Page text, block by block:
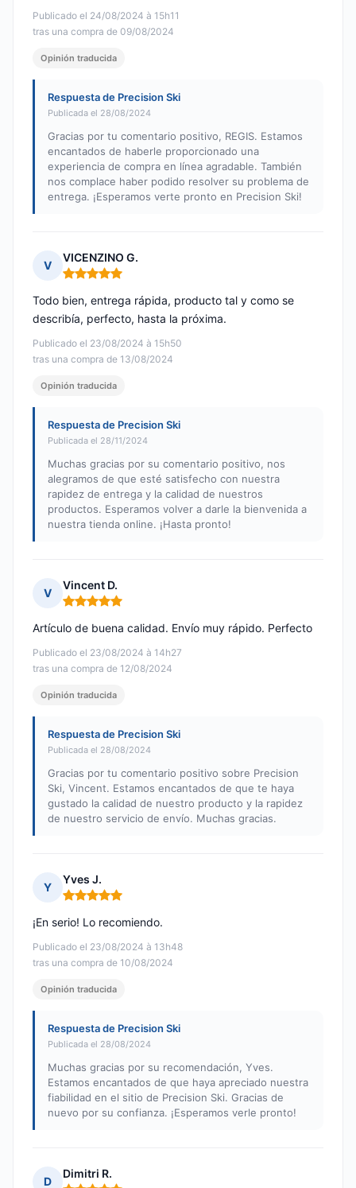
Publicado el 24/08/2024 à 15h11
tras una compra de 09/08/2024
Opinión traducida
Respuesta de Precision Ski
Publicada el 28/08/2024
Gracias por tu comentario positivo, REGIS. Estamos
encantados de haberle proporcionado una
experiencia de compra en línea agradable. También
nos complace haber podido resolver su problema de
entrega. ¡Esperamos verte pronto en Precision Ski!
V
VICENZINO G.
Nota: 5 de 5
Publicado el 23/08/2024 à 15h50
tras una compra de 13/08/2024
Todo bien, entrega rápida, producto tal y como se
describía, perfecto, hasta la próxima.
Opinión traducida
Respuesta de Precision Ski
Publicada el 28/11/2024
Muchas gracias por su comentario positivo, nos
alegramos de que esté satisfecho con nuestra
rapidez de entrega y la calidad de nuestros
productos. Esperamos volver a darle la bienvenida a
nuestra tienda online. ¡Hasta pronto!
V
Vincent D.
Nota: 5 de 5
Publicado el 23/08/2024 à 14h27
tras una compra de 12/08/2024
Artículo de buena calidad. Envío muy rápido. Perfecto
Opinión traducida
Respuesta de Precision Ski
Publicada el 28/08/2024
Gracias por tu comentario positivo sobre Precision
Ski, Vincent. Estamos encantados de que te haya
gustado la calidad de nuestro producto y la rapidez
de nuestro servicio de envío. Muchas gracias.
Y
Yves J.
Nota: 5 de 5
Publicado el 23/08/2024 à 13h48
tras una compra de 10/08/2024
¡En serio! Lo recomiendo.
Opinión traducida
Respuesta de Precision Ski
Publicada el 28/08/2024
Muchas gracias por su recomendación, Yves.
Estamos encantados de que haya apreciado nuestra
fiabilidad en el sitio de Precision Ski. Gracias de
nuevo por su confianza. ¡Esperamos verle pronto!
D
Dimitri R.